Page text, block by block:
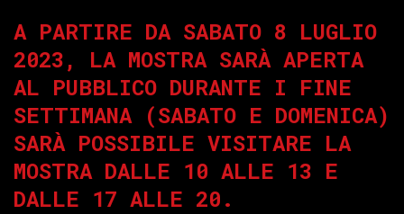
A PARTIRE DA SABATO 8 LUGLIO
2023, LA MOSTRA SARÀ APERTA
AL PUBBLICO DURANTE I FINE
SETTIMANA (SABATO E DOMENICA)
SARÀ POSSIBILE VISITARE LA
MOSTRA DALLE 10 ALLE 13 E
DALLE 17 ALLE 20.